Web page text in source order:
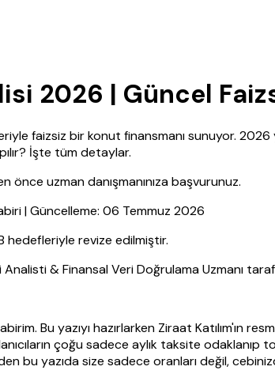
2026 | Güncel
faizsiz bir konut finansmanı sunuyor.
İşte tüm detaylar.
önce uzman danışmanınıza başvurunuz.
| Güncelleme: 06 Temmuz 2026
revize edilmiştir.
& Finansal Veri Doğrulama Uzmanı
Bu yazıyı hazırlarken Ziraat Katılım'ın
çoğu sadece aylık taksite odaklanıp
bu yazıda size sadece oranları değil,